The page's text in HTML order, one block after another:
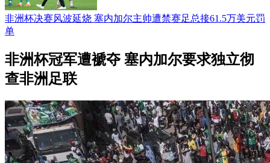
非洲杯决赛风波延烧 塞内加尔主帅遭禁赛足总接61.5万美元罚
单
非洲杯冠军遭褫夺 塞内加尔要求独立彻
查非洲足联